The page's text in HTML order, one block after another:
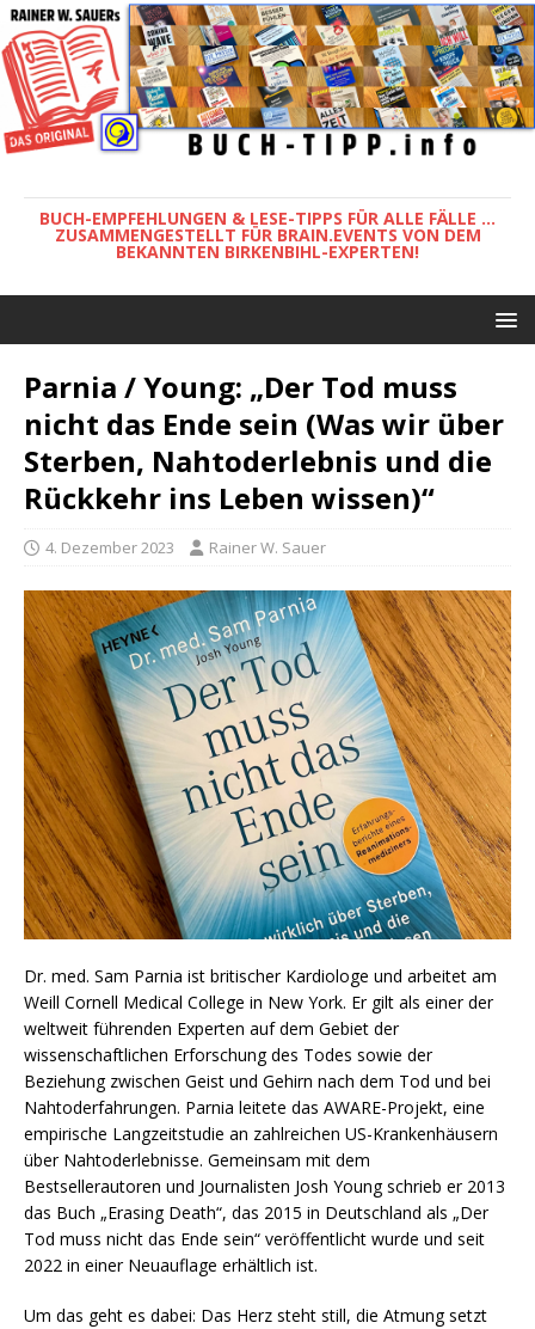
BUCH-EMPFEHLUNGEN & LESE-TIPPS FÜR ALLE FÄLLE ...
ZUSAMMENGESTELLT FÜR BRAIN.EVENTS VON DEM
BEKANNTEN BIRKENBIHL-EXPERTEN!
Parnia / Young: „Der Tod muss
nicht das Ende sein (Was wir über
Sterben, Nahtoderlebnis und die
Rückkehr ins Leben wissen)“
4. Dezember 2023 Rainer W. Sauer
Dr. med. Sam Parnia ist britischer Kardiologe und arbeitet am
Weill Cornell Medical College in New York. Er gilt als einer der
weltweit führenden Experten auf dem Gebiet der
wissenschaftlichen Erforschung des Todes sowie der
Beziehung zwischen Geist und Gehirn nach dem Tod und bei
Nahtoderfahrungen. Parnia leitete das AWARE-Projekt, eine
empirische Langzeitstudie an zahlreichen US-Krankenhäusern
über Nahtoderlebnisse. Gemeinsam mit dem
Bestsellerautoren und Journalisten Josh Young schrieb er 2013
das Buch „Erasing Death“, das 2015 in Deutschland als „Der
Tod muss nicht das Ende sein“ veröffentlicht wurde und seit
2022 in einer Neuauflage erhältlich ist.
Um das geht es dabei: Das Herz steht still, die Atmung setzt